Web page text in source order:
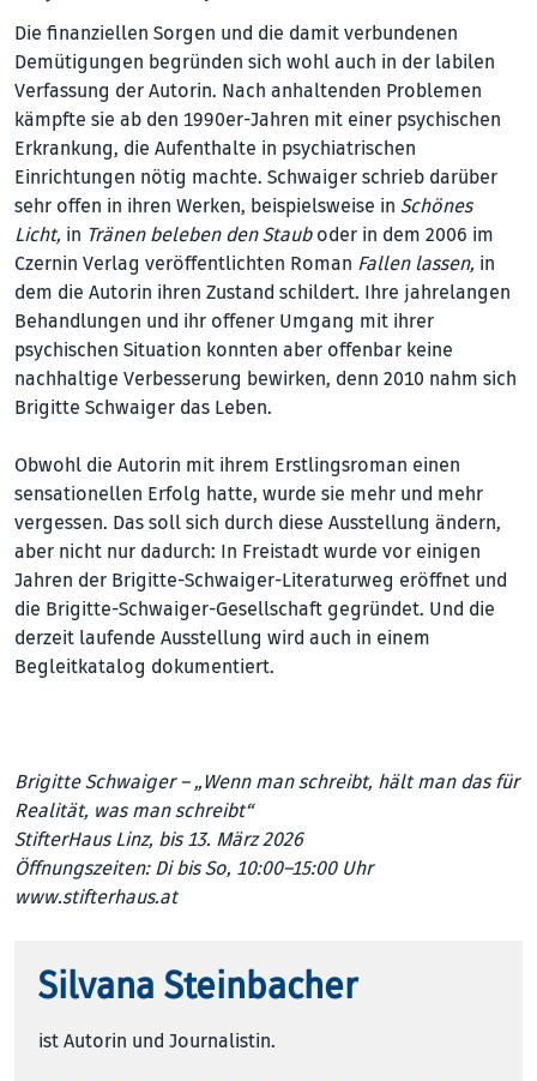
Die finanziellen Sorgen und die damit verbundenen
Demütigungen begründen sich wohl auch in der labilen
Verfassung der Autorin. Nach anhaltenden Problemen
kämpfte sie ab den 1990er-Jahren mit einer psychischen
Erkrankung, die Aufenthalte in psychiatrischen
Einrichtungen nötig machte. Schwaiger schrieb darüber
sehr offen in ihren Werken, beispielsweise in Schönes
Licht, in Tränen beleben den Stauboder in dem 2006 im
Czernin Verlag veröffentlichten Roman Fallen lassen, in
dem die Autorin ihren Zustand schildert. Ihre jahrelangen
Behandlungen und ihr offener Umgang mit ihrer
psychischen Situation konnten aber offenbar keine
nachhaltige Verbesserung bewirken, denn 2010 nahm sich
Brigitte Schwaiger das Leben.
Obwohl die Autorin mit ihrem Erstlingsroman einen
sensationellen Erfolg hatte, wurde sie mehr und mehr
vergessen. Das soll sich durch diese Ausstellung ändern,
aber nicht nur dadurch: In Freistadt wurde vor einigen
Jahren der Brigitte-Schwaiger-Literaturweg eröffnet und
die Brigitte-Schwaiger-Gesellschaft gegründet. Und die
derzeit laufende Ausstellung wird auch in einem
Begleitkatalog dokumentiert.
Brigitte Schwaiger – „Wenn man schreibt, hält man das für
Realität, was man schreibt“
StifterHaus Linz, bis 13. März 2026
Öffnungszeiten: Di bis So, 10:00–15:00 Uhr
www.stifterhaus.at
Silvana Steinbacher
ist Autorin und Journalistin.